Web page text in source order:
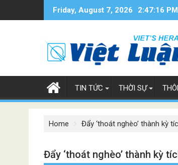
Friday, August 7, 2026 2:47:17 PM
TIN TỨC THỜI SỰ
Home Đẩy ‘thoát nghèo’ thành kỳ
Đẩy ‘thoát nghèo’ thành kỳ